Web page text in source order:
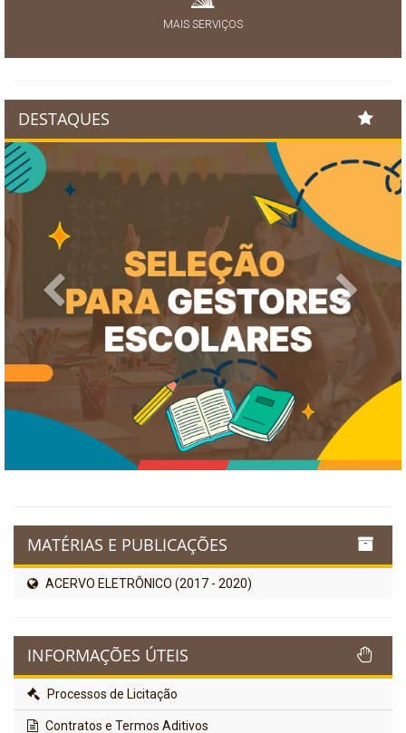
MAIS SERVIÇOS
DESTAQUES
Previous Next
MATÉRIAS E PUBLICAÇÕES
ACERVO ELETRÔNICO (2017 - 2020)
INFORMAÇÕES ÚTEIS
Processos de Licitação
Contratos e Termos Aditivos